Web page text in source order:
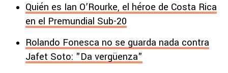
Quién es Ian O’Rourke, el héroe de Costa Rica
en el Premundial Sub-20
Rolando Fonesca no se guarda nada contra
Jafet Soto: "Da vergüenza"